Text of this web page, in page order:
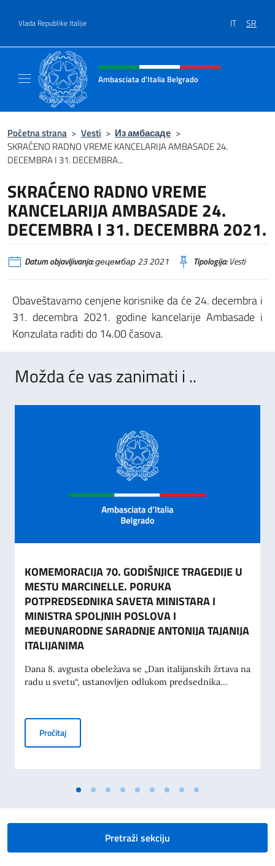
Vlada Republike Italije IT SR
Header, social and menu of site
Ambasciata d'Italia Belgrado
Početna strana > Vesti > Из амбасаде >
SKRAĆENO RADNO VREME KANCELARIJA AMBASADE 24.
DECEMBRA I 31. DECEMBRA...
SKRAĆENO RADNO VREME
KANCELARIJA AMBASADE 24.
DECEMBRA I 31. DECEMBRA 2021.
Datum objavljivanja:децембар 23 2021 Tipologija:Vesti
Obaveštavamo cenjene korisnike da će 24. decembra i
31. decembra 2021. godine kancelarije Ambasade i
Konzulata raditi do 14.00 časova.
Možda će vas zanimati i ..
KOMEMORACIJA 70. GODIŠNJICE TRAGEDIJE U
MESTU MARCINELLE. PORUKA
POTPREDSEDNIKA SAVETA MINISTARA I
MINISTRA SPOLJNIH POSLOVA I
MEĐUNARODNE SARADNJE ANTONIJA TAJANIJA
ITALIJANIMA
Dana 8. avgusta obeležava se „Dan italijanskih žrtava na
radu u svetu“, ustanovljen odlukom predsednika...
PročitajKOMEMORACIJA 70. GODIŠNJICE TRAGEDIJE U MESTU
Pretraži sekciju